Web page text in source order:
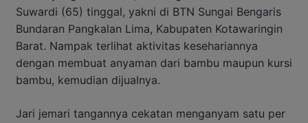
Suwardi (65) tinggal, yakni di BTN Sungai Bengaris
Bundaran Pangkalan Lima, Kabupaten Kotawaringin
Barat. Nampak terlihat aktivitas kesehariannya
dengan membuat anyaman dari bambu maupun kursi
bambu, kemudian dijualnya.
Jari jemari tangannya cekatan menganyam satu per